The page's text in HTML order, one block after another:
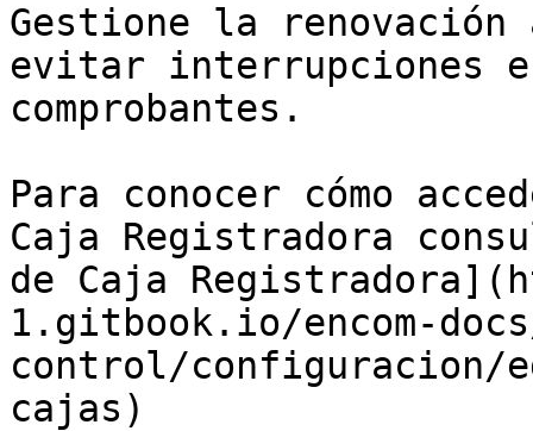
Gestione la
evitar interrupciones
comprobantes.
Para conocer cómo
Caja Registradora
de Caja
1.gitbook.io/encom-
control/configuracion/
cajas)